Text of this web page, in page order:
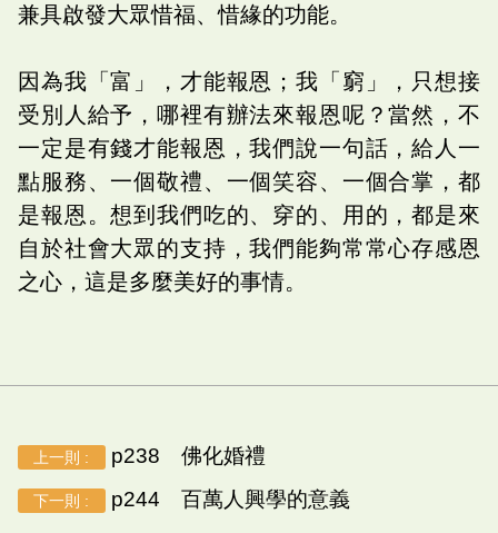
兼具啟發大眾惜福、惜緣的功能。
因為我「富」，才能報恩；我「窮」，只想接
受別人給予，哪裡有辦法來報恩呢？當然，不
一定是有錢才能報恩，我們說一句話，給人一
點服務、一個敬禮、一個笑容、一個合掌，都
是報恩。想到我們吃的、穿的、用的，都是來
自於社會大眾的支持，我們能夠常常心存感恩
之心，這是多麼美好的事情。
上一則 : p238 佛化婚禮
下一則 : p244 百萬人興學的意義